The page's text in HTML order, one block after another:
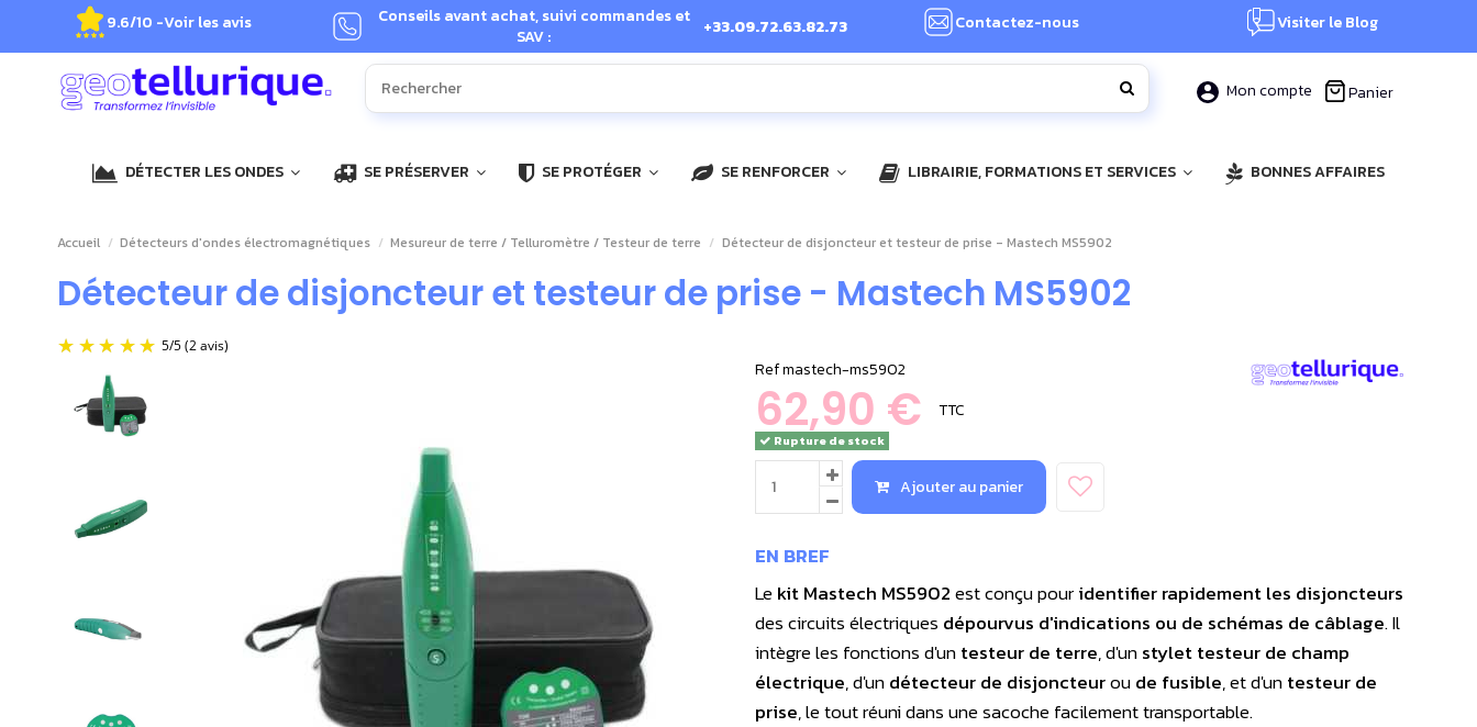
9.6/10 -Voir les avis
Conseils avant achat, suivi commandes et
SAV :
+33.09.72.63.82.73 Contactez-nous Visiter le Blog
Mon compte Panier
DÉTECTER LES ONDES SE PRÉSERVER SE PROTÉGER SE RENFORCER LIBRAIRIE, FORMATIONS ET SERVICES BONNES AFFAIRES
Accueil Détecteurs d'ondes électromagnétiques Mesureur de terre / Telluromètre / Testeur de terre Détecteur de disjoncteur et testeur de prise - Mastech MS5902
Détecteur de disjoncteur et testeur de prise - Mastech MS5902
Refmastech-ms5902
62,90 € TTC
Rupture de stock
Ajouter au panier
EN BREF
Lekit Mastech MS5902est conçu pouridentifier rapidement les disjoncteurs
des circuits électriques dépourvus d'indications ou de schémas de câblage. Il
intègre les fonctions d'untesteur de terre, d'unstylet testeur de champ
électrique, d'undétecteur de disjoncteuroude fusible, et d'untesteur de
prise, le tout réuni dans une sacoche facilement transportable.